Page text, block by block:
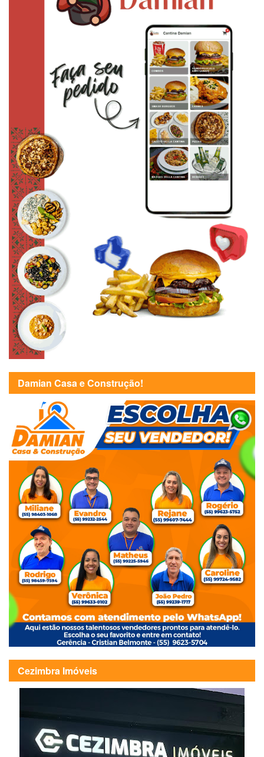
Damian Casa e Construção!
Cezimbra Imóveis